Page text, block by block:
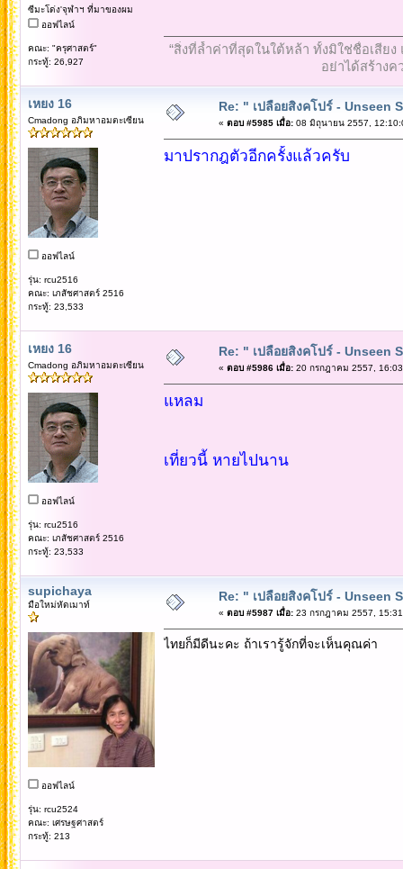
ซีมะโด่ง'จุฬาฯ ที่มาของผม
ออฟไลน์
คณะ: "ครุศาสตร์"
กระทู้: 26,927
“สิ่งที่ล้ำค่าที่สุดในใต้หล้า ทั้งมิใช่ชื่อเสีย
อย่าได้สร้างค
เหยง 16
Cmadong อภิมหาอมตะเซียน
ออฟไลน์
รุ่น: rcu2516
คณะ: เภสัชศาสตร์ 2516
กระทู้: 23,533
Re: " เปลือยสิงคโปร์ - Unseen
« ตอบ #5985 เมื่อ:08 มิถุนายน 2557,
มาปรากฎตัวอีกครั้งแล้วครับ
เหยง 16
Cmadong อภิมหาอมตะเซียน
ออฟไลน์
รุ่น: rcu2516
คณะ: เภสัชศาสตร์ 2516
กระทู้: 23,533
Re: " เปลือยสิงคโปร์ - Unseen
« ตอบ #5986 เมื่อ:20 กรกฎาคม 2557,
แหลม
เที่ยวนี้ หายไปนาน
supichaya
มือใหม่หัดเมาท์
ออฟไลน์
รุ่น: rcu2524
คณะ: เศรษฐศาสตร์
กระทู้: 213
Re: " เปลือยสิงคโปร์ - Unseen
« ตอบ #5987 เมื่อ:23 กรกฎาคม 2557,
ไทยก็มีดีนะคะ ถ้าเรารู้จักที่จะเห็นคุณค่า